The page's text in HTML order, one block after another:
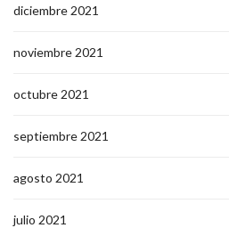
diciembre 2021
noviembre 2021
octubre 2021
septiembre 2021
agosto 2021
julio 2021